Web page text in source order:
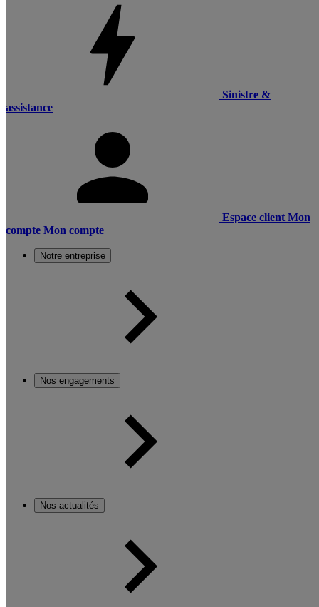
Sinistre &
assistance
Espace client Mon
compte Mon compte
Notre entreprise
Nos engagements
Nos actualités